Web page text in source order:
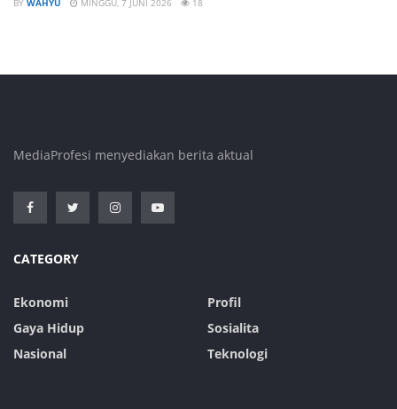
BY WAHYU MINGGU, 7 JUNI 2026 18
MediaProfesi menyediakan berita aktual
CATEGORY
Ekonomi
Gaya Hidup
Nasional
Profil
Sosialita
Teknologi